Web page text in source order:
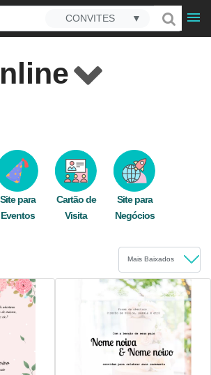
CONVITES ▼
seja pelo celular ou
entre seus convidados!
.
Site para
Eventos
Cartão de
Visita
Site para
Negócios